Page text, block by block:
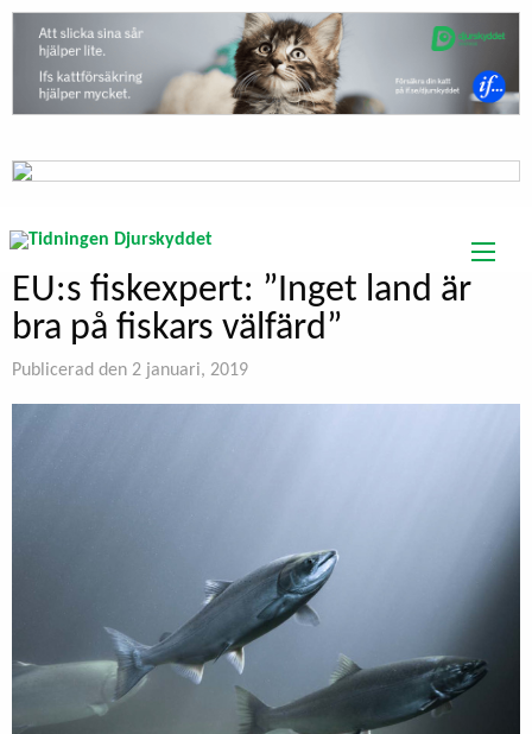
EU:s fiskexpert: ”Inget land är
bra på fiskars välfärd”
Publicerad den 2 januari, 2019